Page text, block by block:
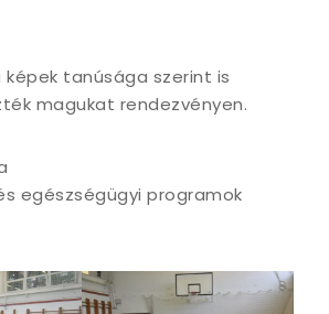
képek tanúsága szerint is
magukat rendezvényen.
egészségügyi programok